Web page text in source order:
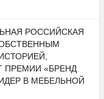
РОССИЙСКАЯ
ПРЕМИИ «БРЕНД
В МЕБЕЛЬНОЙ